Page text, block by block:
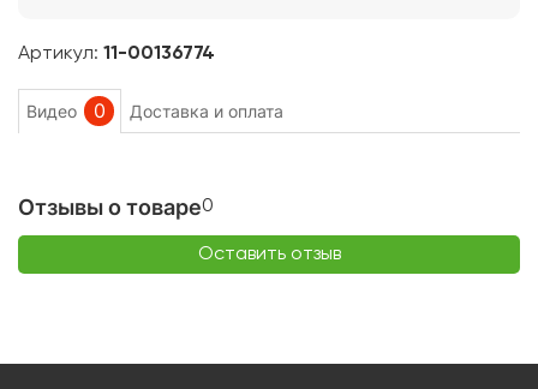
Артикул: 11-00136774
Видео 0 Доставка и оплата
Отзывы о товаре0
Оставить отзыв